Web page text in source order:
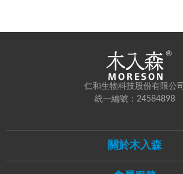
仁和生物科技股份有限公司
統一編號：24584898
關於木入森